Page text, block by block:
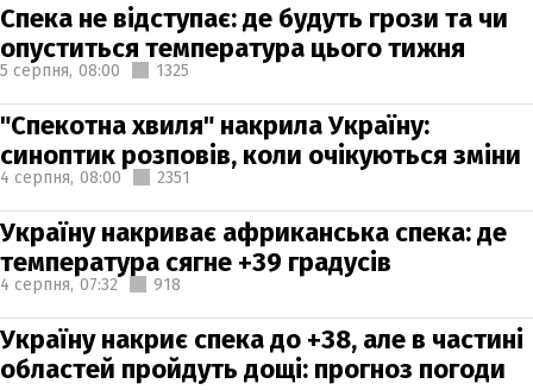
Спека не відступає: де будуть грози та чи
опуститься температура цього тижня
5 серпня, 08:00 1325
"Спекотна хвиля" накрила Україну:
синоптик розповів, коли очікуються зміни
4 серпня, 08:00 2351
Україну накриває африканська спека: де
температура сягне +39 градусів
4 серпня, 07:32 918
Україну накриє спека до +38, але в частині
областей пройдуть дощі: прогноз погоди